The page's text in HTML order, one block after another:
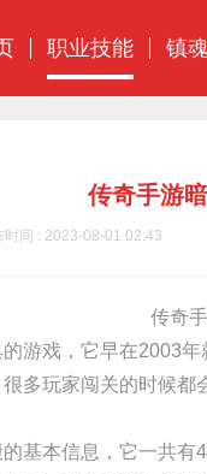
职业技能 镇
传奇手游
时间 : 2023-08-01 02:43
传奇
游戏，它早在2003
多玩家闯关的时候
基本信息，它一共